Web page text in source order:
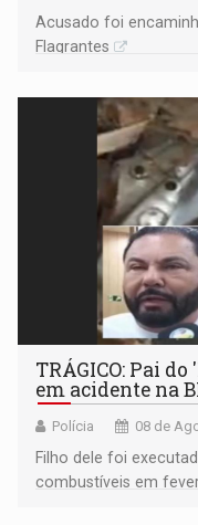
Acusado foi
Flagrantes
TRÁGICO: Pai
em acidente na
Polícia 08 de
Filho dele foi
combustíveis em